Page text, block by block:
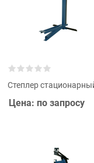
Степлер
Цена: по запросу